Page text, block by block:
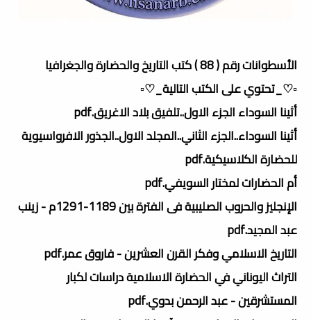
الأسطوانات رقم ( 88 ) كتب التاريخ والحضارة والجغرافيا
▫️♡_تحتوي على الكتب التالية_♡▫️
أثينا السوداء الجزء الاول..تلفيق بلاد الاغريق.pdf
أثينا السوداء..الجزء الثاني..المجلد الاول..الجذور الافرواسيوية
للحضارة الكلاسيكية.pdf
أم الحضارات لمختار السويفي.pdf
الإنجليز والحروب الصليبية فى الفترة بين 1189-1291م - زينب
عبد المجيد.pdf
التاريخ الاسلامي وفكر القرن العشرين - فاروق عمر.pdf
التراث اليوناني في الحضارة الاسلامية دراسات لكبار
المستشرقين - عبد الرحمن بدوي.pdf